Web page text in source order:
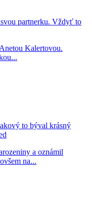
partnerku. Vždyť to
Kalertovou.
to býval krásný
a oznámil
na...